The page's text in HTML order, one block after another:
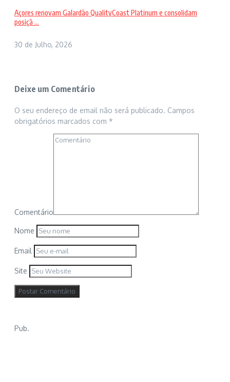
Açores renovam Galardão QualityCoast Platinum e consolidam
posiçã ...
30 de Julho, 2026
Deixe um Comentário
O seu endereço de email não será publicado. Campos
obrigatórios marcados com *
Comentário
Nome
Email
Site
Pub.